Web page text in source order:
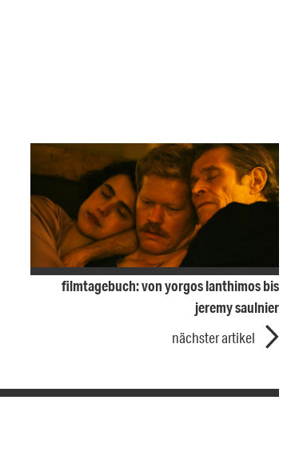
filmtagebuch: von yorgos lanthimos bis
jeremy saulnier
nächster artikel